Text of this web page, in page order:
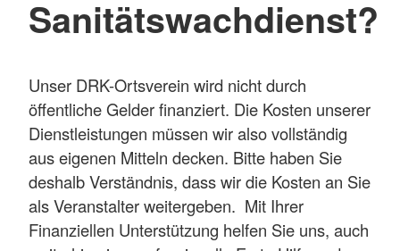
Sanitätswachdienst?
Unser DRK-Ortsverein wird nicht durch
öffentliche Gelder finanziert. Die Kosten unserer
Dienstleistungen müssen wir also vollständig
aus eigenen Mitteln decken. Bitte haben Sie
deshalb Verständnis, dass wir die Kosten an Sie
als Veranstalter weitergeben. Mit Ihrer
Finanziellen Unterstützung helfen Sie uns, auch